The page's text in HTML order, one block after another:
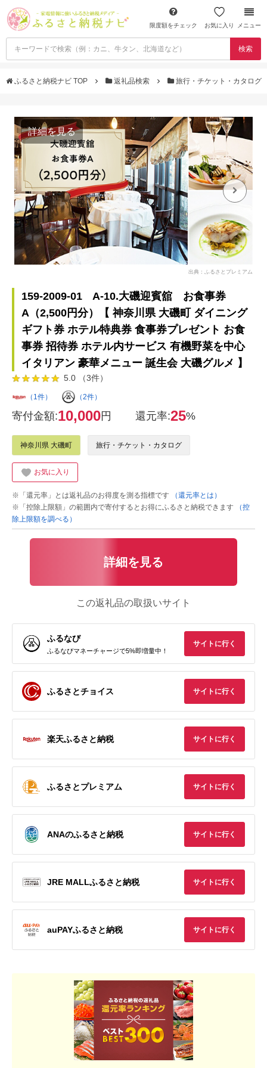
限度額をチェック お気に入り メニュー
検索
ふるさと納税ナビ TOP 返礼品検索 旅行・チケット・カタログ
詳細を見る
出典：ふるさとプレミアム
159-2009-01 A-10.大磯迎賓舘 お食事券
A（2,500円分）【 神奈川県 大磯町 ダイニング
ギフト券 ホテル特典券 食事券プレゼント お食
事券 招待券 ホテル内サービス 有機野菜を中心
イタリアン 豪華メニュー 誕生会 大磯グルメ 】
5.0 （3件）
（1件） （2件）
寄付金額:10,000円 還元率:25%
神奈川県 大磯町 旅行・チケット・カタログ
お気に入り
※「還元率」とは返礼品のお得度を測る指標です
（還元率とは）
※「控除上限額」の範囲内で寄付するとお得にふるさと納税できます
（控
除上限額を調べる）
詳細を見る
この返礼品の取扱いサイト
ふるなび
ふるなびマネーチャージで5%即増量中！
サイトに行く
ふるさとチョイス サイトに行く
楽天ふるさと納税 サイトに行く
ふるさとプレミアム サイトに行く
ANAのふるさと納税 サイトに行く
JRE MALLふるさと納税 サイトに行く
auPAYふるさと納税 サイトに行く